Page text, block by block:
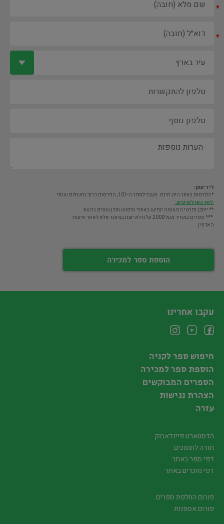
*
*
לידיעתך:
*הפרסום באתר הינו חינם. מעבר לספר ה-101, הפרסום כרוך בתשלום שנתי
לחץ כאן לפרטים.
** ייתכן ופרטי הרשומה יופיעו באתרי חיפוש תוכן שונים ברשת
*** ספרים במחיר מעל 2000 ש"ח לא יוצגו במאגר אלא לאחר אישור
האדמין.
הוספת ספר למכירה
עקבו אחרינו
חיפוש ספר לקניה
הוספת ספר למכירה
הספרים המבוקשים
הצהרת נגישות
עזרה
הדסטארט פיינדאבוק
תודה לתומכים
דפי ספר באתר
דפי מוכרים באתר
פורום החלפת ספרים
פורום אספנות